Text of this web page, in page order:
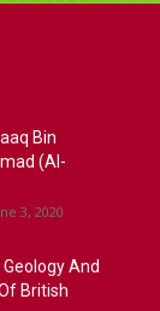
Bin
(Al-
3, 2020
And
British